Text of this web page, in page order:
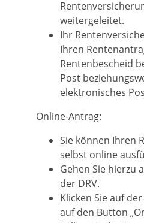
weitergeleitet.
Ihr
Ihren
Rentenbescheid
Post
elektronisches
Online-Antrag:
Sie können Ihren
selbst online
Gehen Sie hierzu
der DRV.
Klicken Sie auf
auf den Button